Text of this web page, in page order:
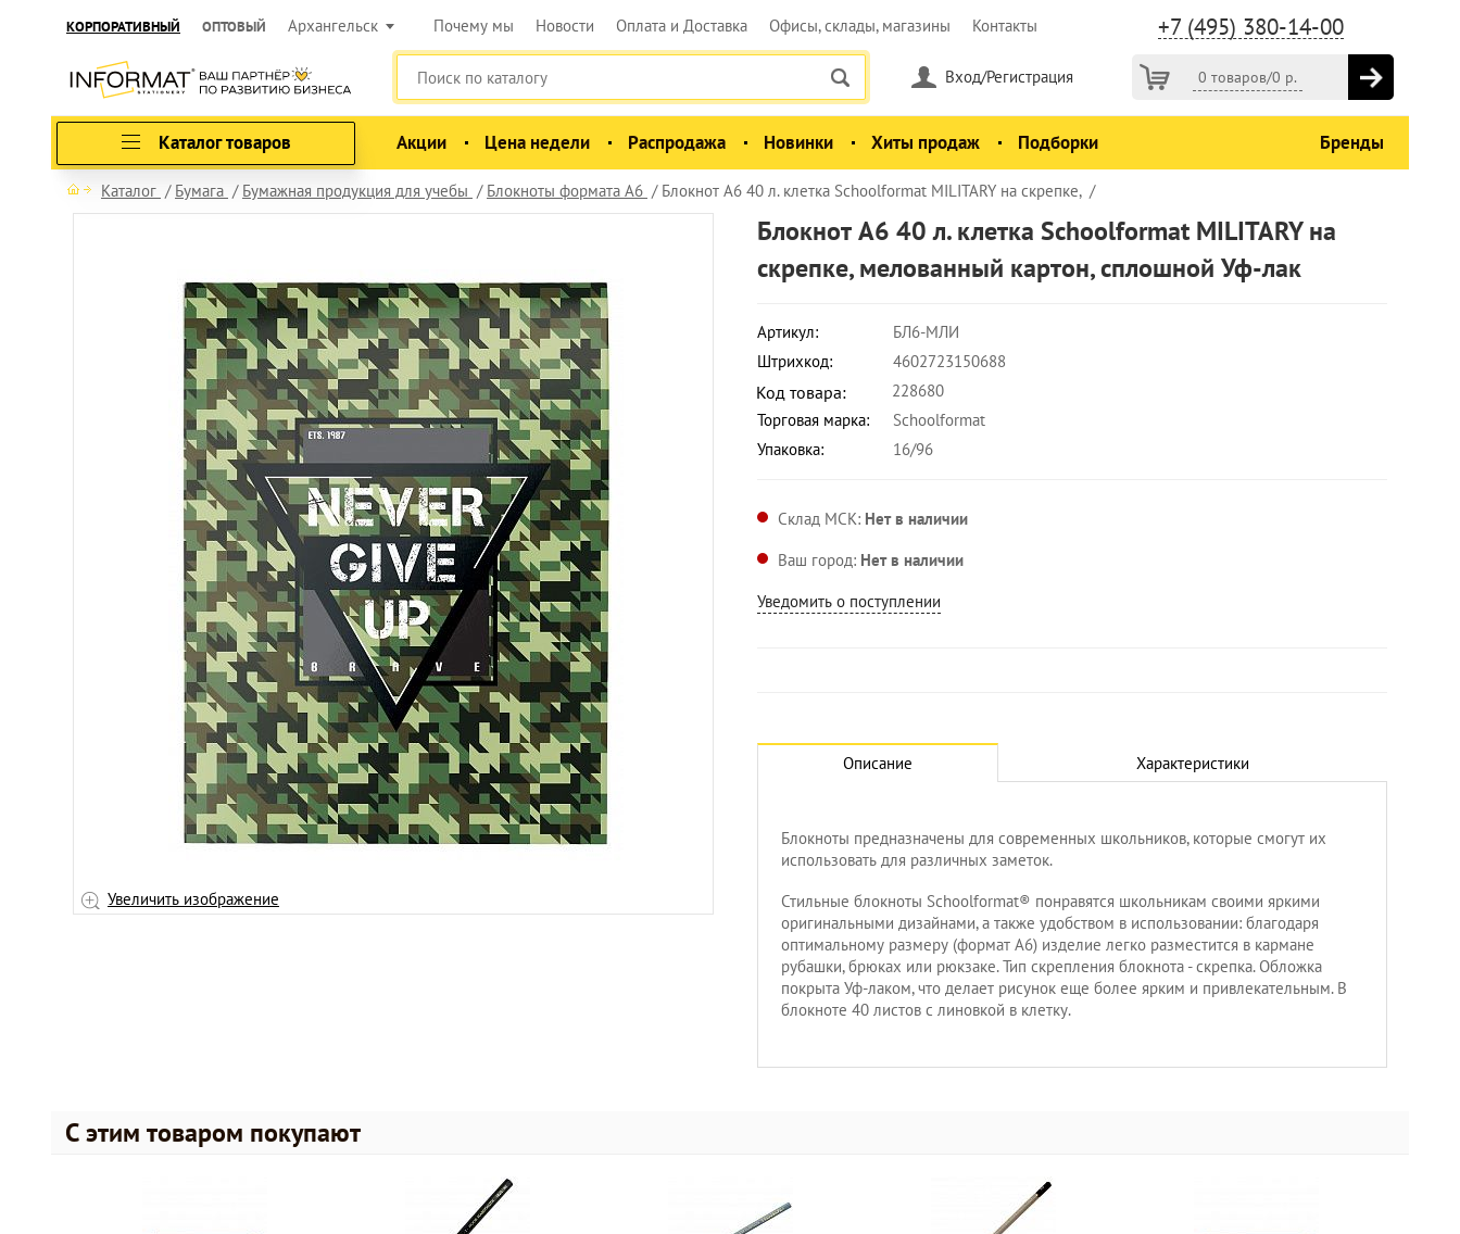
КОРПОРАТИВНЫЙ ОПТОВЫЙ Архангельск +7 (495) 380-14-00
Почему мы Новости Оплата и Доставка Офисы, склады, магазины Контакты
0 товаров/0 р.
Вход/Регистрация
Каталог товаров Акции Цена недели Распродажа Новинки Хиты продаж Подборки Бренды
Каталог Бумага Бумажная продукция для учебы Блокноты формата А6 Блокнот А6 40 л. клетка Schoolformat MILITARY на скрепке,
Увеличить изображение
Блокнот А6 40 л. клетка Schoolformat MILITARY на
скрепке, мелованный картон, сплошной Уф-лак
Артикул:
БЛ6-МЛИ
Штрихкод:
4602723150688
Код товара:
228680
Торговая марка:
Schoolformat
Упаковка:
16/96
Склад МСК: Нет в наличии
Ваш город: Нет в наличии
Уведомить о поступлении
Описание Характеристики
Блокноты предназначены для современных школьников, которые смогут их
использовать для различных заметок.
Стильные блокноты Schoolformat® понравятся школьникам своими яркими
оригинальными дизайнами, а также удобством в использовании: благодаря
оптимальному размеру (формат А6) изделие легко разместится в кармане
рубашки, брюках или рюкзаке. Тип скрепления блокнота - скрепка. Обложка
покрыта Уф-лаком, что делает рисунок еще более ярким и привлекательным. В
блокноте 40 листов с линовкой в клетку.
С этим товаром покупают